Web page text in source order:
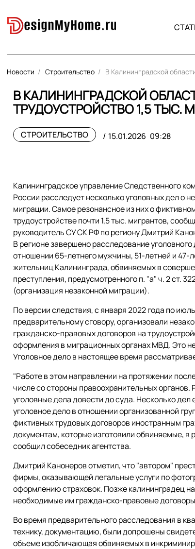
Новости Строительство В Калининградской
В КАЛИНИНГРАДСКОЙ
ТРУДОУСТРОЙСТВО 1,5 ТЫС.
СТРОИТЕЛЬСТВО 15.01.2026 09:28
Калининградское управление Следственного
России расследует несколько уголовных дел о
миграции. Самое резонансное из них о
трудоустройстве почти 1,5 тыс. мигрантов,
руководитель СУ СК РФ по региону Дмитрий
В регионе завершено расследование уголовного
отношении 65-летнего мужчины, 51-летней и 47-
жительниц Калининграда, обвиняемых в
преступления, предусмотренного п. "а" ч. 2 ст.
(организация незаконной миграции).
По версии следствия, с января 2022 года по
предварительному сговору, организовали
гражданско-правовых договоров на
оформления в миграционных органах МВД. Это
Уголовное дело в настоящее время
"Работе в этом направлении на протяжении
числе со стороны правоохранительных
уголовные дела довести до суда. Несколько
уголовное дело в отношении организованной
фиктивных трудовых договоров иностранным
документам, которые изготовили обвиняемые, в
сообщил собеседник агентства.
Дмитрий Канонеров отметил, что "автором"
фирмы, оказывающей легальные услуги по
оформлению страховок. Позже калининградец
необходимые им гражданско-правовые
Во время предварительного расследования в
технику, документацию, были допрошены
объеме изобличающая обвиняемых в